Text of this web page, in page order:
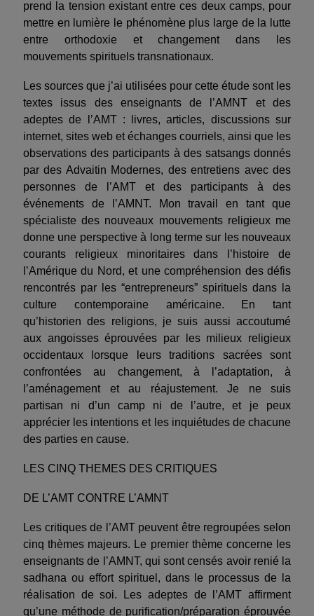
prend la tension existant entre ces deux camps, pour
mettre en lumière le phénomène plus large de la lutte
entre orthodoxie et changement dans les
mouvements spirituels transnationaux.
Les sources que j’ai utilisées pour cette étude sont les
textes issus des enseignants de l’AMNT et des
adeptes de l’AMT : livres, articles, discussions sur
internet, sites web et échanges courriels, ainsi que les
observations des participants à des satsangs donnés
par des Advaitin Modernes, des entretiens avec des
personnes de l’AMT et des participants à des
événements de l’AMNT. Mon travail en tant que
spécialiste des nouveaux mouvements religieux me
donne une perspective à long terme sur les nouveaux
courants religieux minoritaires dans l’histoire de
l’Amérique du Nord, et une compréhension des défis
rencontrés par les “entrepreneurs” spirituels dans la
culture contemporaine américaine. En tant
qu’historien des religions, je suis aussi accoutumé
aux angoisses éprouvées par les milieux religieux
occidentaux lorsque leurs traditions sacrées sont
confrontées au changement, à l’adaptation, à
l’aménagement et au réajustement. Je ne suis
partisan ni d’un camp ni de l’autre, et je peux
apprécier les intentions et les inquiétudes de chacune
des parties en cause.
LES CINQ THEMES DES CRITIQUES
DE L’AMT CONTRE L’AMNT
Les critiques de l’AMT peuvent être regroupées selon
cinq thèmes majeurs. Le premier thème concerne les
enseignants de l’AMNT, qui sont censés avoir renié la
sadhana ou effort spirituel, dans le processus de la
réalisation de soi. Les adeptes de l’AMT affirment
qu’une méthode de purification/préparation éprouvée